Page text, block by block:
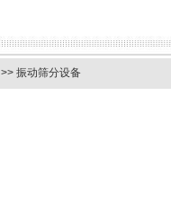
>> 振动筛分设备